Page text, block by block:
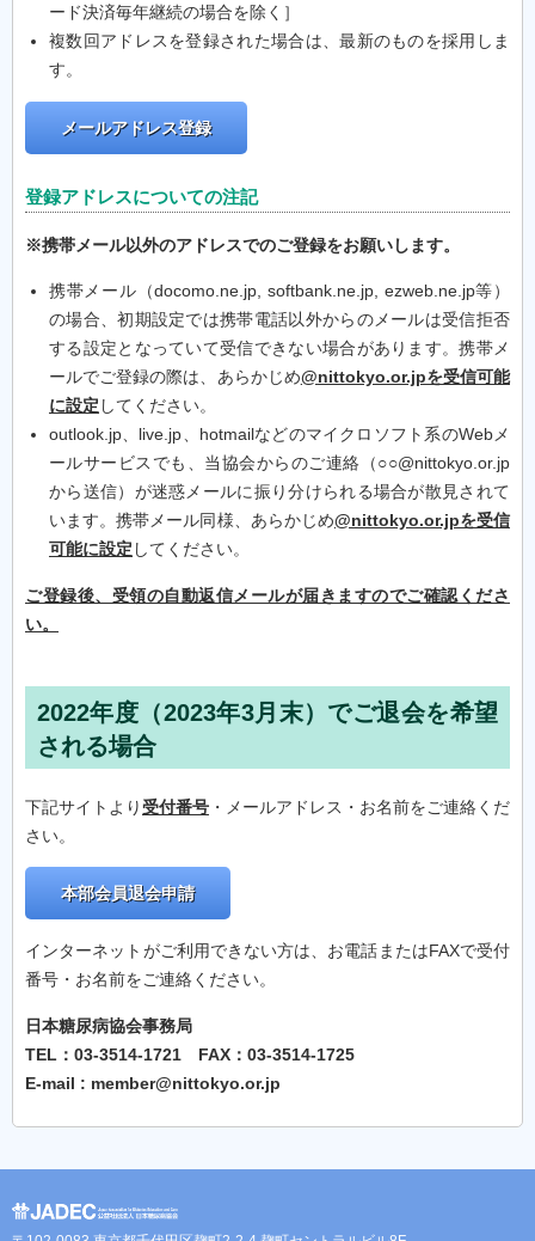
ード決済毎年継続の場合を除く］
複数回アドレスを登録された場合は、最新のものを採用しま
す。
メールアドレス登録
登録アドレスについての注記
※携帯メール以外のアドレスでのご登録をお願いします。
携帯メール（docomo.ne.jp, softbank.ne.jp, ezweb.ne.jp等）
の場合、初期設定では携帯電話以外からのメールは受信拒否
する設定となっていて受信できない場合があります。携帯メ
ールでご登録の際は、あらかじめ@nittokyo.or.jpを受信可能
に設定 してください。
outlook.jp、live.jp、hotmailなどのマイクロソフト系のWebメ
ールサービスでも、当協会からのご連絡（○○@nittokyo.or.jp
から送信）が迷惑メールに振り分けられる場合が散見されて
います。携帯メール同様、あらかじめ@nittokyo.or.jpを受信
可能に設定 してください。
ご登録後、受領の自動返信メールが届きますのでご確認くださ
い。
2022年度（2023年3月末）でご退会を希望
される場合
下記サイトより受付番号 ・メールアドレス・お名前をご連絡くだ
さい。
本部会員退会申請
インターネットがご利用できない方は、お電話またはFAXで受付
番号・お名前をご連絡ください。
日本糖尿病協会事務局
TEL：03-3514-1721 FAX：03-3514-1725
E-mail : member@nittokyo.or.jp